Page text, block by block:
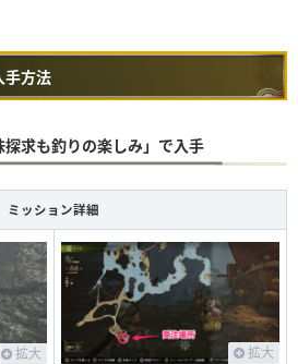
手方法
求も釣りの楽しみ」で入手
ミッション詳細
拡大 拡大